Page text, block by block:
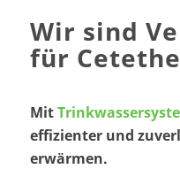
Wir sind
für
Mit
effizienter und
erwärmen.